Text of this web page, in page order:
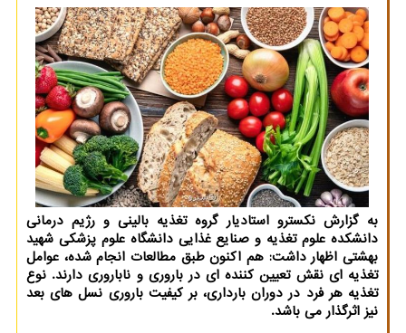
به گزارش نكسترو استادیار گروه تغذیه بالینی و رژیم درمانی
دانشكده علوم تغذیه و صنایع غذایی دانشگاه علوم پزشكی شهید
بهشتی اظهار داشت: هم اكنون طبق مطالعات انجام شده، عوامل
تغذیه ای نقش تعیین كننده ای در باروری و ناباروری دارند. نوع
تغذیه هر فرد در دوران بارداری، بر كیفیت باروری نسل های بعد
نیز اثرگذار می باشد.